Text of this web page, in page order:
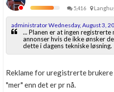
5,416
administrator Wednesday, August 3,
... Planen er at ingen
annonser hvis de ikke ønsker
dette i dagens tekniske løsning.
Reklame for uregistrerte
"mer" enn det er pr nå.